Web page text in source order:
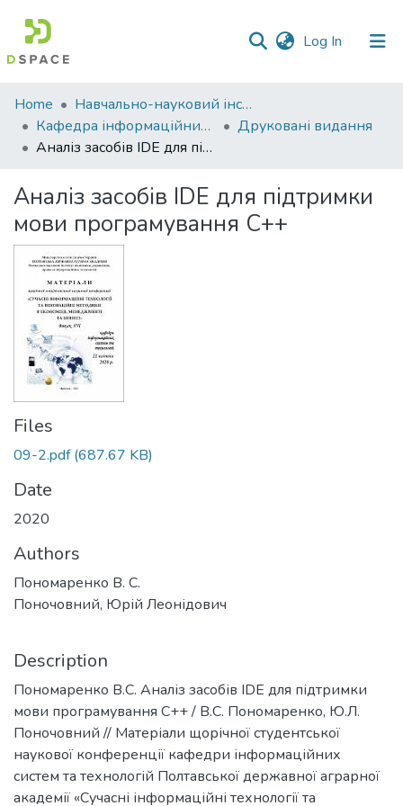
Log In (current)
Communities
&
Collections
Statistics
Home
Навчально-науковий інститут економіки, управління, права та інформаційних технологій
Кафедра інформаційних систем та технологій
Друковані видання
Аналіз засобів IDE для підтримки мови програмування С++
Аналіз засобів IDE для підтримки
мови програмування С++
Files
09-2.pdf(687.67 KB)
Date
2020
Authors
Пономаренко В. С.
Поночовний, Юрій Леонідович
Description
Пономаренко В.С. Аналіз засобів IDE для підтримки
мови програмування С++ / В.С. Пономаренко, Ю.Л.
Поночовний // Матеріали щорічної студентської
наукової конференції кафедри інформаційних
систем та технологій Полтавської державної аграрної
академії «Сучасні інформаційні технології та